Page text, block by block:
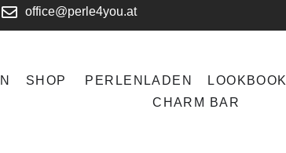
office@perle4you.at
SHOP PERLENLADEN LOOKBOOK
CHARM BAR